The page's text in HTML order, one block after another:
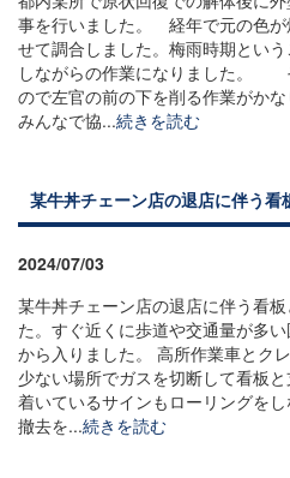
事を行いました。 経年で元の色が
せて調合しました。梅雨時期とい
しながらの作業になりました。
ので左官の前の下を削る作業がか
みんなで協...続きを読む
某牛丼チェーン店の退店に伴う看
2024/07/03
某牛丼チェーン店の退店に伴う看
た。すぐ近くに歩道や交通量が多
から入りました。 高所作業車とク
少ない場所でガスを切断して看板
着いているサインもローリングを
撤去を...続きを読む